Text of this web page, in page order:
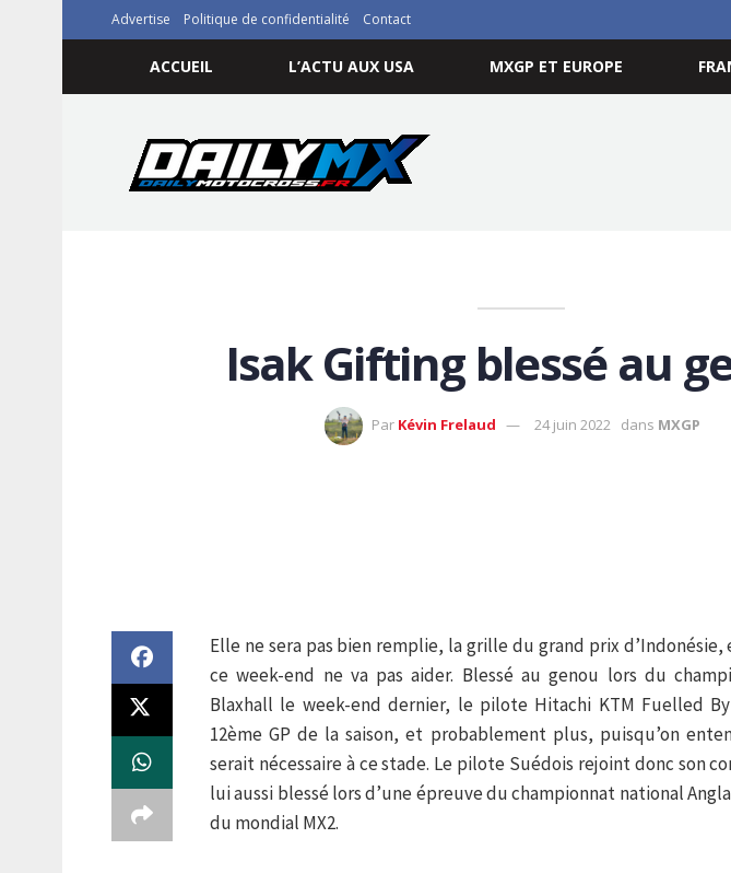
Advertise Politique de confidentialité Contact
ACCUEIL L’ACTU AUX USA MXGP ET EUROPE
Isak Gifting blessé au
Par Kévin Frelaud 24 juin 2022 dans MXGP
Elle ne sera pas bien remplie, la grille du grand prix d’Indonésie,
ce week-end ne va pas aider. Blessé au genou lors du
Blaxhall le week-end dernier, le pilote Hitachi KTM Fuelled
12ème GP de la saison, et probablement plus, puisqu’on
serait nécessaire à ce stade. Le pilote Suédois rejoint donc son
lui aussi blessé lors d’une épreuve du championnat national
du mondial MX2.